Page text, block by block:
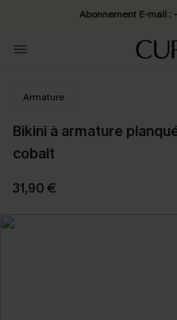
Abonnement E-mail :
Armature
Bikini à armature
cobalt
31,90 €